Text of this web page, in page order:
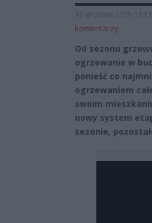
16 grudnia 2025 11:51
komentarzy
Od sezonu
ogrzewanie w
ponieść co
ogrzewaniem
swoim
nowy system
sezonie,